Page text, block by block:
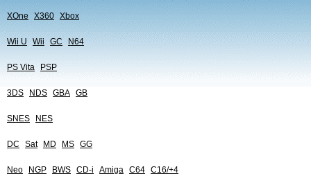
XOne X360 Xbox
Wii U Wii GC N64
PS Vita PSP
3DS NDS GBA GB
SNES NES
DC Sat MD MS GG
Neo NGP BWS CD-i Amiga C64 C16/+4